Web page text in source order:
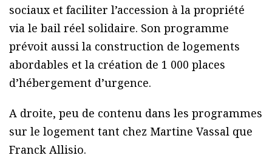
sociaux et faciliter l’accession à la propriété
via le bail réel solidaire. Son programme
prévoit aussi la construction de logements
abordables et la création de 1 000 places
d’hébergement d’urgence.
A droite, peu de contenu dans les programmes
sur le logement tant chez Martine Vassal que
Franck Allisio.